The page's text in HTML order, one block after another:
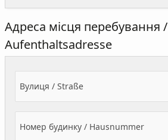
Адреса місця перебування /
Aufenthaltsadresse
Вулиця / Straße
Номер будинку / Hausnummer